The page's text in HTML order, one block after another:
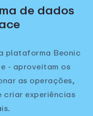
de dados
plataforma Beonic
- aproveitam os
as operações,
criar experiências